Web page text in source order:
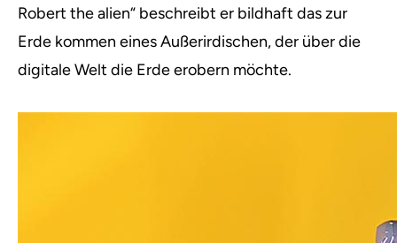
Robert the alien“ beschreibt er bildhaft das zur
Erde kommen eines Außerirdischen, der über die
digitale Welt die Erde erobern möchte.